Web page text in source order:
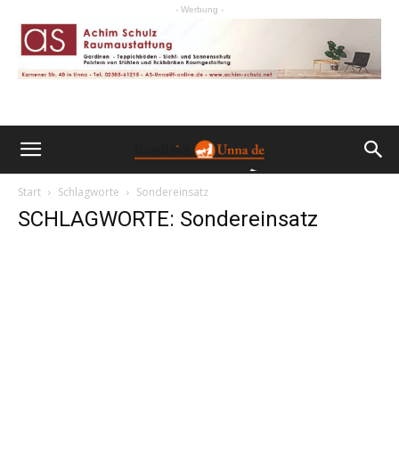
- Werbung -
Start Schlagworte Sondereinsatz
SCHLAGWORTE: Sondereinsatz